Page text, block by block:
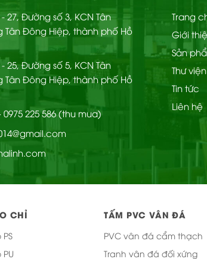
27, Đường số 3, KCN Tân
Tân Đông Hiệp, thành phố Hồ
25, Đường số 5, KCN Tân
Tân Đông Hiệp, thành phố Hồ
0975 225 586 (thu mua)
Trang
Giới
Sản
Thư viện
Tin tức
Liên hệ
CHỈ TẤM PVC VÂN ĐÁ
PVC vân đá cẩm thạch
Tranh vân đá đối xứng